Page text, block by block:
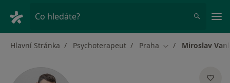
Co hledáte?
Hlavní Stránka Psychoterapeut Praha Změna města
Miroslav